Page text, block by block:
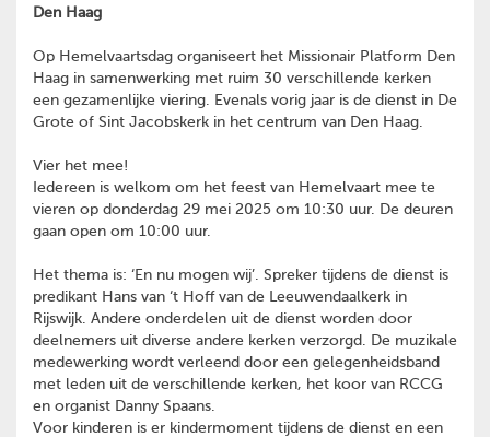
Den Haag
Op Hemelvaartsdag organiseert het Missionair Platform Den
Haag in samenwerking met ruim 30 verschillende kerken
een gezamenlijke viering. Evenals vorig jaar is de dienst in De
Grote of Sint Jacobskerk in het centrum van Den Haag.
Vier het mee!
Iedereen is welkom om het feest van Hemelvaart mee te
vieren op donderdag 29 mei 2025 om 10:30 uur. De deuren
gaan open om 10:00 uur.
Het thema is: ‘En nu mogen wij’. Spreker tijdens de dienst is
predikant Hans van ‘t Hoff van de Leeuwendaalkerk in
Rijswijk. Andere onderdelen uit de dienst worden door
deelnemers uit diverse andere kerken verzorgd. De muzikale
medewerking wordt verleend door een gelegenheidsband
met leden uit de verschillende kerken, het koor van RCCG
en organist Danny Spaans.
Voor kinderen is er kindermoment tijdens de dienst en een